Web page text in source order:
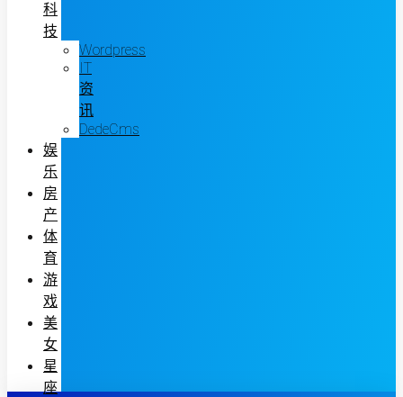
科
技
Wordpress
IT
资
讯
DedeCms
娱
乐
房
产
体
育
游
戏
美
女
星
座